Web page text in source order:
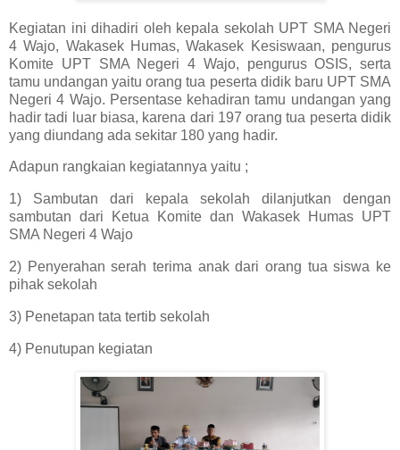
Kegiatan ini dihadiri oleh kepala sekolah UPT SMA Negeri
4 Wajo, Wakasek Humas, Wakasek Kesiswaan, pengurus
Komite UPT SMA Negeri 4 Wajo, pengurus OSIS, serta
tamu undangan yaitu orang tua peserta didik baru UPT SMA
Negeri 4 Wajo. Persentase kehadiran tamu undangan yang
hadir tadi luar biasa, karena dari 197 orang tua peserta didik
yang diundang ada sekitar 180 yang hadir.
Adapun rangkaian kegiatannya yaitu ;
1) Sambutan dari kepala sekolah dilanjutkan dengan
sambutan dari Ketua Komite dan Wakasek Humas UPT
SMA Negeri 4 Wajo
2) Penyerahan serah terima anak dari orang tua siswa ke
pihak sekolah
3) Penetapan tata tertib sekolah
4) Penutupan kegiatan